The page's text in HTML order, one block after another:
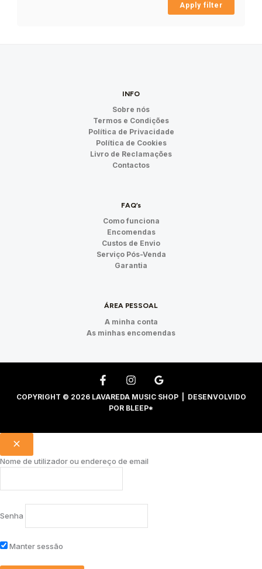
Apply filter
INFO
Sobre nós
Termos e Condições
Política de Privacidade
Política de Cookies
Livro de Reclamações
Contactos
FAQ’s
Como funciona
Encomendas
Custos de Envio
Serviço Pós-Venda
Garantia
ÁREA PESSOAL
A minha conta
As minhas encomendas
COPYRIGHT © 2026 LAVAREDA MUSIC SHOP | DESENVOLVIDO
POR BLEEP*
Nome de utilizador ou endereço de email
Senha
Manter sessão